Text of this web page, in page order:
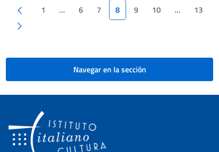
Paginación
Pagina anterior
1 … 6 7 8 9 10 …
13
Navegar en la sección